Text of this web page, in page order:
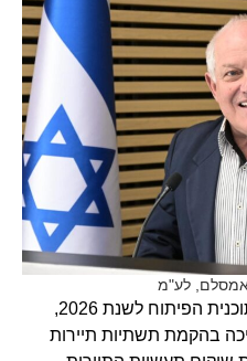
אמסלם, לע"מ
משרד התיירות יוצא לדרך עם תוכנית הפיתוח לשנת 2026,
בהקמת תשתיות תיירות